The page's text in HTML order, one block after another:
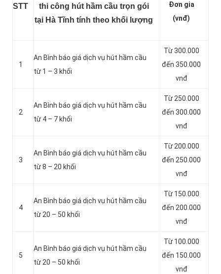
STT
thi công hút hầm cầu trọn gói
tại Hà Tĩnh tính theo khối lượng
Đơn gia
(vnđ)
1
An Bình báo giá dịch vụ hút hầm cầu
từ 1 – 3 khối
Từ 300.000
đến 350.000
vnđ
2
An Bình báo giá dịch vụ hút hầm cầu
từ 4 – 7 khối
Từ 250.000
đến 300.000
vnđ
3
An Bình báo giá dịch vụ hút hầm cầu
từ 8 – 20 khối
Từ 200.000
đến 250.000
vnđ
4
An Bình báo giá dịch vụ hút hầm cầu
từ 20 – 50 khối
Từ 150.000
đến 200.000
vnđ
5
An Bình báo giá dịch vụ hút hầm cầu
từ 20 – 50 khối
Từ 100.000
đến 150.000
vnđ